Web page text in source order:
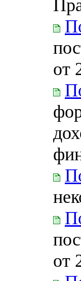
от
от